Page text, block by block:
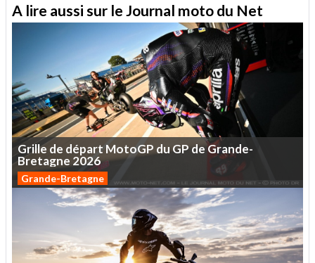
A lire aussi sur le Journal moto du Net
Grille de départ MotoGP duGPdeGrande-
Bretagne 2026
Grande-Bretagne